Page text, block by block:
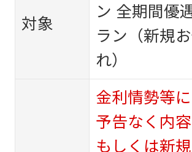
対象
ン 全期間優
ラン（新規
れ）
金利情勢等に
予告なく内
もしくは新